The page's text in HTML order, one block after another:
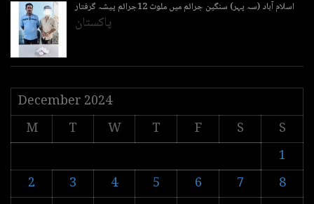
اسلام آباد (سہ پہر) سنگین جرائم میں ملوث 12جرائم پیشہ گرفتار
پاکستان
December 2024
M
T W T F S
S
1
2
3 4 5 6 7
8